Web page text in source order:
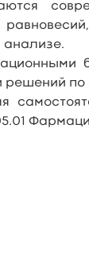
анализе.
по